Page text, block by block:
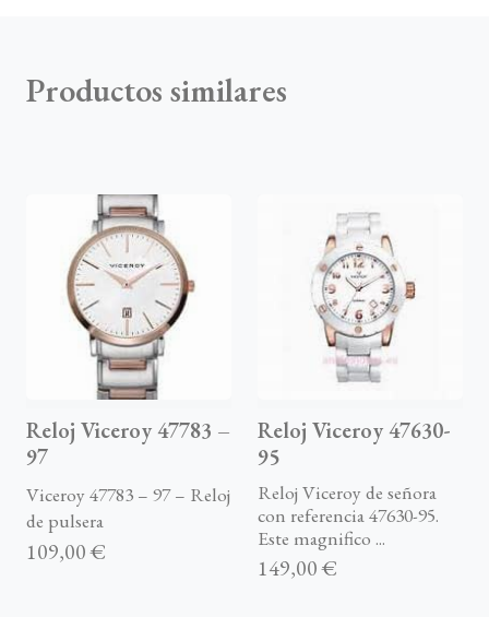
Productos similares
Reloj Viceroy 47783 –
97
Viceroy 47783 – 97 – Reloj
de pulsera
109,00 €
Reloj Viceroy 47630-
95
Reloj Viceroy de señora
con referencia 47630-95.
Este magnifico ...
149,00 €